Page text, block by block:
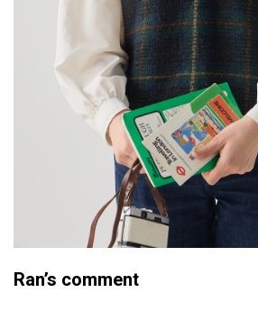
Ran’s comment